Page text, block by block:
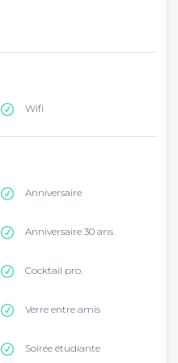
Wifi
Anniversaire
Anniversaire 30 ans
Cocktail pro.
Verre entre amis
Soirée étudiante